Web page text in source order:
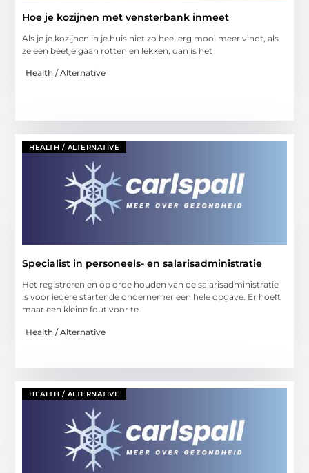
Hoe je kozijnen met vensterbank inmeet
Als je je kozijnen in je huis niet zo heel erg mooi meer vindt, als
ze een beetje gaan rotten en lekken, dan is het
Health / Alternative
HEALTH / ALTERNATIVE
Specialist in personeels- en salarisadministratie
Het registreren en op orde houden van de salarisadministratie
is voor iedere startende ondernemer een hele opgave. Er hoeft
maar een kleine fout voor te
Health / Alternative
HEALTH / ALTERNATIVE